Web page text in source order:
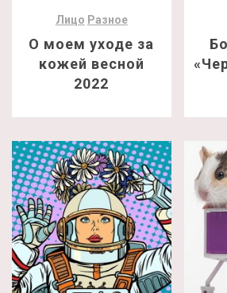
Лицо Разное
О моем уходе за
кожей весной
2022